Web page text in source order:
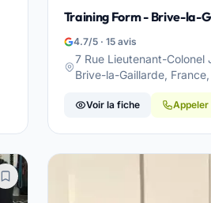
Training Form - Brive-la-
4.7/5 · 15 avis
7 Rue Lieutenant-Colonel
Brive-la-Gaillarde,
Voir la fiche Appeler